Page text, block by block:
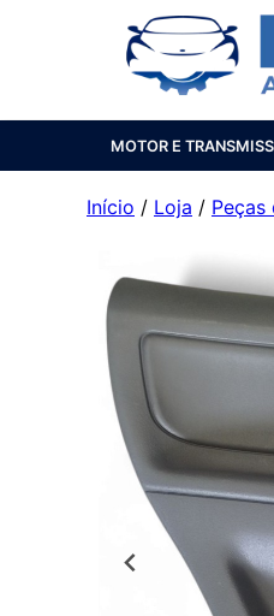
MOTOR E
Início / Loja / Peças